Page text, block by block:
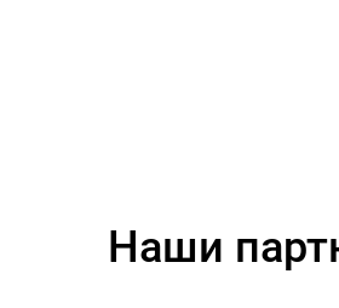
Наши